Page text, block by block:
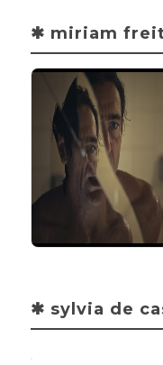
✱ miriam
✱ sylvia de